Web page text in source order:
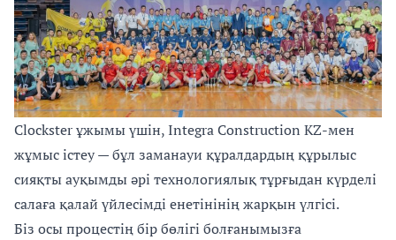
Clockster ұжымы үшін, Integra Construction KZ-мен
жұмыс істеу — бұл заманауи құралдардың құрылыс
сияқты ауқымды әрі технологиялық тұрғыдан күрделі
салаға қалай үйлесімді енетінінің жарқын үлгісі.
Біз осы процестің бір бөлігі болғанымызға